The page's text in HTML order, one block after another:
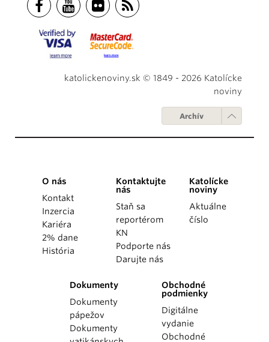
katolickenoviny.sk © 1849 - 2026 Katolícke
noviny
Archív
O nás
Kontakt
Inzercia
Kariéra
2% dane
História
Kontaktujte
nás
Staň sa
reportérom
KN
Podporte nás
Darujte nás
Katolícke
noviny
Aktuálne
číslo
Dokumenty
Dokumenty
pápežov
Dokumenty
Obchodné
podmienky
Digitálne
vydanie
Obchodné